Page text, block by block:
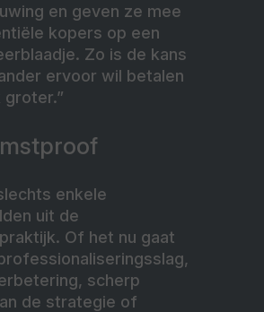
en geven ze mee
kopers op een
Zo is de kans
ervoor wil betalen
enkele
uit de
Of het nu gaat
scherp
de strategie of